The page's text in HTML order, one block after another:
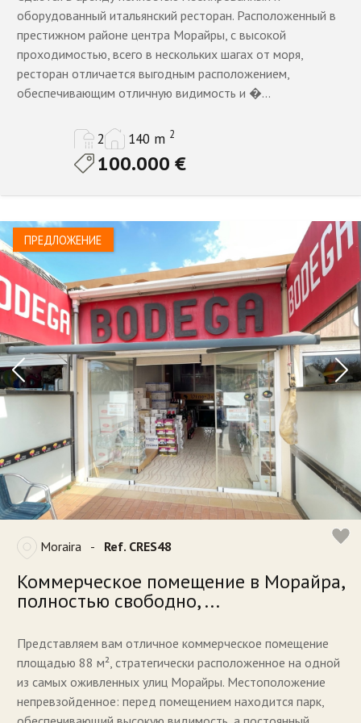
Все
1 Ванная комната
2 ванны
10+
Состояние имущества
Только новое строительство
оборудованный итальянский ресторан. Расположенный в
престижном районе центра Морайры, с высокой
проходимостью, всего в нескольких шагах от моря,
ресторан отличается выгодным расположением,
обеспечивающим отличную видимость и �...
2 140 m 2
100.000 €
ПРЕДЛОЖЕНИЕ
Moraira - Ref. CRES48
Коммерческое помещение в Морайра,
полностью свободно, ...
Представляем вам отличное коммерческое помещение
площадью 88 м², стратегически расположенное на одной
из самых оживленных улиц Морайры. Местоположение
непревзойденное: перед помещением находится парк,